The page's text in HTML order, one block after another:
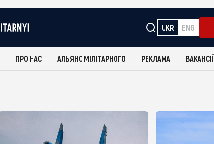
UKR ENG
ПРО НАС АЛЬЯНС МІЛІТАРНОГО РЕКЛАМА ВАКАНСІЇ